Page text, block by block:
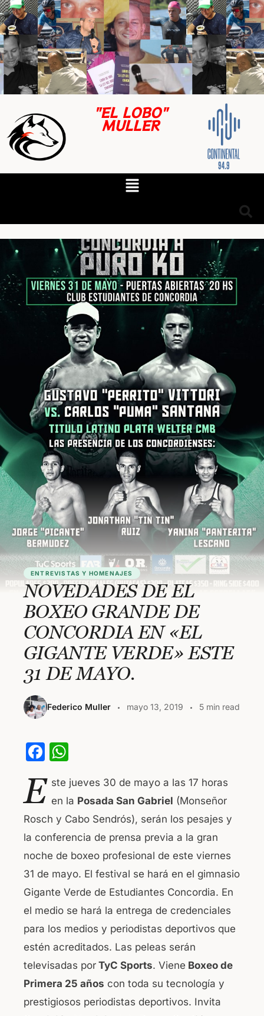
"EL LOBO"
MULLER
ENTREVISTAS Y HOMENAJES
NOVEDADES DE EL
BOXEO GRANDE DE
CONCORDIA EN «EL
GIGANTE VERDE» ESTE
31 DE MAYO.
Federico Muller mayo 13, 2019 5 min read
F
c
e
b
o
o
k
at
s
A
p
p
E ste jueves 30 de mayo a las 17 horas
en la Posada San Gabriel (Monseñor
Rosch y Cabo Sendrós), serán los pesajes y
la conferencia de prensa previa a la gran
noche de boxeo profesional de este viernes
31 de mayo. El festival se hará en el gimnasio
Gigante Verde de Estudiantes Concordia. En
el medio se hará la entrega de credenciales
para los medios y periodistas deportivos que
estén acreditados. Las peleas serán
televisadas por TyC Sports. Viene Boxeo de
Primera 25 años con toda su tecnología y
prestigiosos periodistas deportivos. Invita